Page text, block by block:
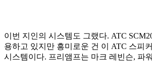
이번 지인의 시스템도 그랬다. ATC
용하고 있지만 흥미로운 건 이 ATC 스피
시스템이다. 프리앰프는 마크 레빈슨, 파